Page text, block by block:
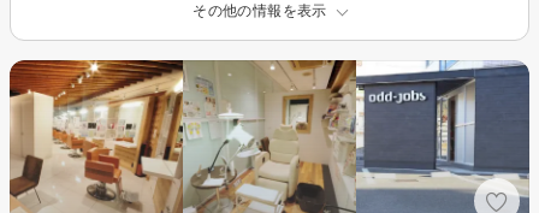
その他の情報を表示